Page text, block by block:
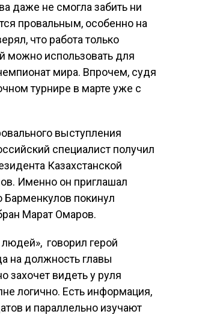
даже не смогла забить ни
провальным, особенно на
что работа только
можно использовать для
мира. Впрочем, судя
турнире в марте уже с
выступления
специалист получил
Казахстанской
Именно он приглашал
Барменкулов покинул
Марат Омаров.
 говорил герой
на должность главы
захочет видеть у руля
логично. Есть информация,
и параллельно изучают